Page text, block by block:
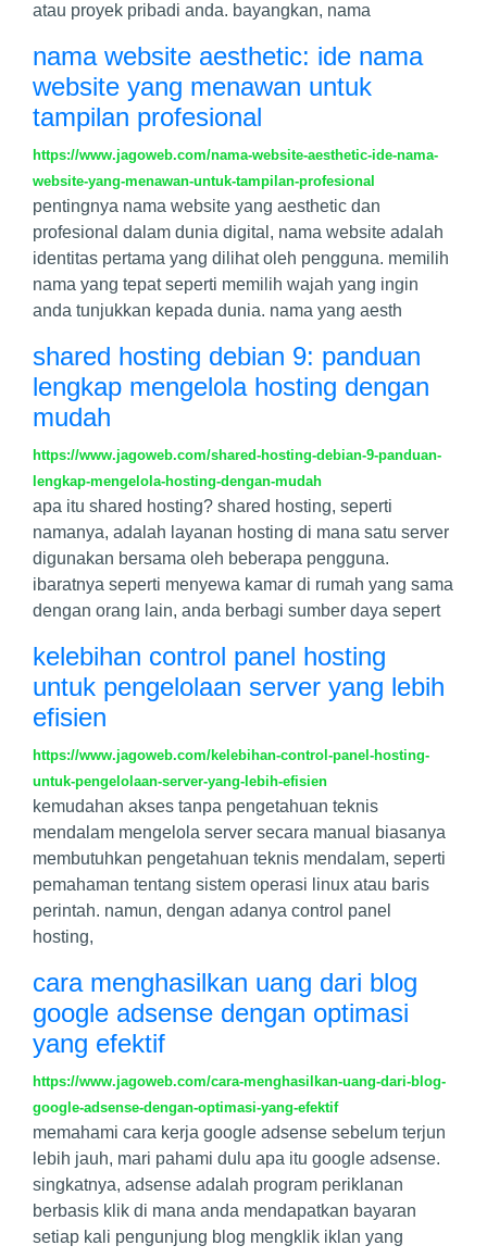
atau proyek pribadi anda. bayangkan, nama
nama website aesthetic: ide nama
website yang menawan untuk
tampilan profesional
https://www.jagoweb.com/nama-website-aesthetic-ide-nama-
website-yang-menawan-untuk-tampilan-profesional
pentingnya nama website yang aesthetic dan
profesional dalam dunia digital, nama website adalah
identitas pertama yang dilihat oleh pengguna. memilih
nama yang tepat seperti memilih wajah yang ingin
anda tunjukkan kepada dunia. nama yang aesth
shared hosting debian 9: panduan
lengkap mengelola hosting dengan
mudah
https://www.jagoweb.com/shared-hosting-debian-9-panduan-
lengkap-mengelola-hosting-dengan-mudah
apa itu shared hosting? shared hosting, seperti
namanya, adalah layanan hosting di mana satu server
digunakan bersama oleh beberapa pengguna.
ibaratnya seperti menyewa kamar di rumah yang sama
dengan orang lain, anda berbagi sumber daya sepert
kelebihan control panel hosting
untuk pengelolaan server yang lebih
efisien
https://www.jagoweb.com/kelebihan-control-panel-hosting-
untuk-pengelolaan-server-yang-lebih-efisien
kemudahan akses tanpa pengetahuan teknis
mendalam mengelola server secara manual biasanya
membutuhkan pengetahuan teknis mendalam, seperti
pemahaman tentang sistem operasi linux atau baris
perintah. namun, dengan adanya control panel
hosting,
cara menghasilkan uang dari blog
google adsense dengan optimasi
yang efektif
https://www.jagoweb.com/cara-menghasilkan-uang-dari-blog-
google-adsense-dengan-optimasi-yang-efektif
memahami cara kerja google adsense sebelum terjun
lebih jauh, mari pahami dulu apa itu google adsense.
singkatnya, adsense adalah program periklanan
berbasis klik di mana anda mendapatkan bayaran
setiap kali pengunjung blog mengklik iklan yang